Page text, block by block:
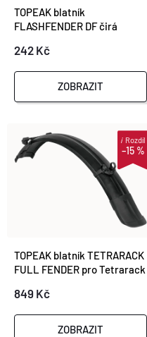
P
R
O
D
T
Ů
S
P
R
O
K
T
Ů
TOPEAK blatník
FLASHFENDER DF čirá
242 Kč
ZOBRAZIT
–15 %
iRozdíl
TOPEAK blatník TETRARACK
FULL FENDER pro Tetrarack
849 Kč
ZOBRAZIT